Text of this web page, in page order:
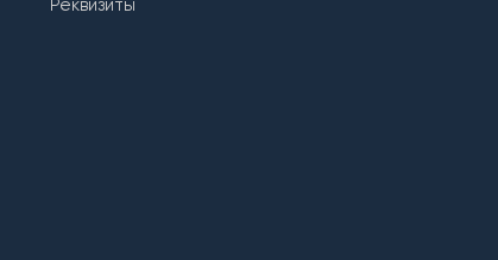
Реквизиты